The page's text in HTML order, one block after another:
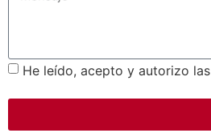
He leído, acepto y autorizo las